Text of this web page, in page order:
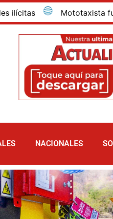
fue asesinado a bala
NACIONALES